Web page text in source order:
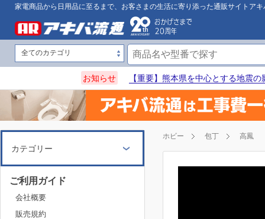
家電商品から日用品に至るまで、お客さまの生活に寄り添った通販サイトアキ
お知らせ 【重要】熊本県を中心とする地震
ホビー 包丁 高鳳
カテゴリー
ご利用ガイド
会社概要
販売規約